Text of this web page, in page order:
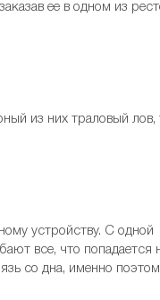
ее в одном из
из них траловый лов,
устройству. С одной
все, что попадается
со дна, именно